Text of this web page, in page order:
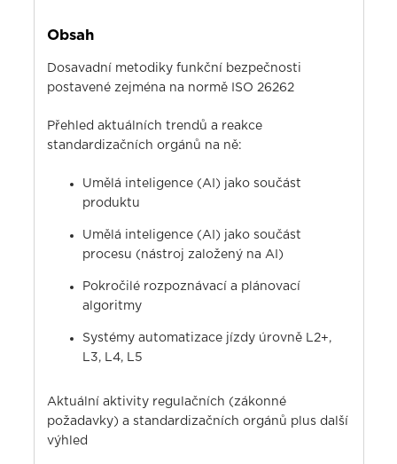
Obsah
Dosavadní metodiky funkční bezpečnosti
postavené zejména na normě ISO 26262
Přehled aktuálních trendů a reakce
standardizačních orgánů na ně:
Umělá inteligence (AI) jako součást
produktu
Umělá inteligence (AI) jako součást
procesu (nástroj založený na AI)
Pokročilé rozpoznávací a plánovací
algoritmy
Systémy automatizace jízdy úrovně L2+,
L3, L4, L5
Aktuální aktivity regulačních (zákonné
požadavky) a standardizačních orgánů plus další
výhled